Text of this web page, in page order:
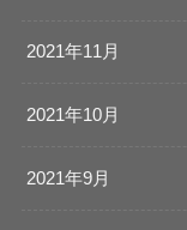
2021年11月
2021年10月
2021年9月